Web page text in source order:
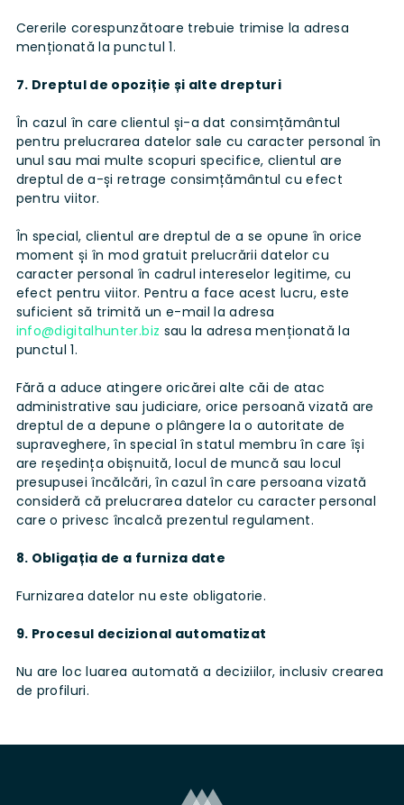
Cererile corespunzătoare trebuie trimise la adresa
menționată la punctul 1.
7. Dreptul de opoziție și alte drepturi
În cazul în care clientul și-a dat consimțământul
pentru prelucrarea datelor sale cu caracter personal în
unul sau mai multe scopuri specifice, clientul are
dreptul de a-și retrage consimțământul cu efect
pentru viitor.
În special, clientul are dreptul de a se opune în orice
moment și în mod gratuit prelucrării datelor cu
caracter personal în cadrul intereselor legitime, cu
efect pentru viitor. Pentru a face acest lucru, este
suficient să trimită un e-mail la adresa
info@digitalhunter.biz sau la adresa menționată la
punctul 1.
Fără a aduce atingere oricărei alte căi de atac
administrative sau judiciare, orice persoană vizată are
dreptul de a depune o plângere la o autoritate de
supraveghere, în special în statul membru în care își
are reședința obișnuită, locul de muncă sau locul
presupusei încălcări, în cazul în care persoana vizată
consideră că prelucrarea datelor cu caracter personal
care o privesc încalcă prezentul regulament.
8. Obligația de a furniza date
Furnizarea datelor nu este obligatorie.
9. Procesul decizional automatizat
Nu are loc luarea automată a deciziilor, inclusiv crearea
de profiluri.